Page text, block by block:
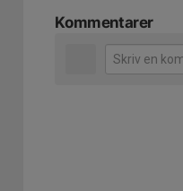
Kommentarer